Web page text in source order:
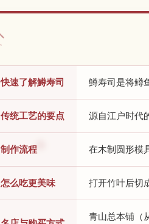
快速了解鱒寿司 鱒寿司是将鳟
传统工艺的要点 源自江户时代
制作流程 在木制圆形模
怎么吃更美味 打开竹叶后切
青山总本铺（